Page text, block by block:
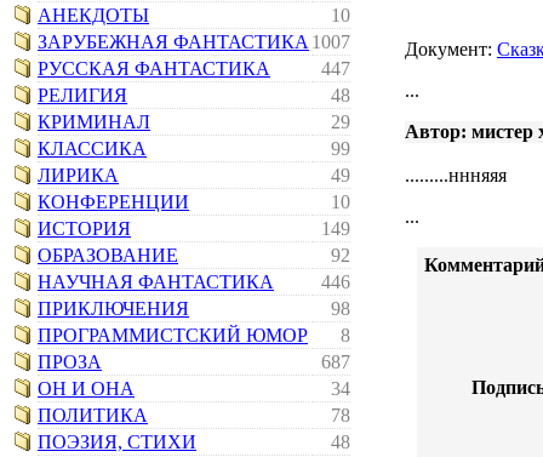
АНЕКДОТЫ
10
ЗАРУБЕЖНАЯ ФАНТАСТИКА 1007
РУССКАЯ ФАНТАСТИКА
447
РЕЛИГИЯ
48
КРИМИНАЛ
29
КЛАССИКА
99
ЛИРИКА
49
КОНФЕРЕНЦИИ
10
ИСТОРИЯ
149
ОБРАЗОВАНИЕ
92
НАУЧНАЯ ФАНТАСТИКА
446
ПРИКЛЮЧЕНИЯ
98
ПРОГРАММИСТСКИЙ ЮМОР
8
ПРОЗА
687
ОН И ОНА
34
ПОЛИТИКА
78
ПОЭЗИЯ, СТИХИ
48
Документ:
...
Автор: мистер
.........ннняяя
...